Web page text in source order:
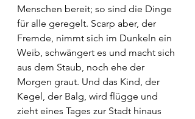
Menschen bereit; so sind die Dinge
für alle geregelt. Scarp aber, der
Fremde, nimmt sich im Dunkeln ein
Weib, schwängert es und macht sich
aus dem Staub, noch ehe der
Morgen graut. Und das Kind, der
Kegel, der Balg, wird flügge und
zieht eines Tages zur Stadt hinaus